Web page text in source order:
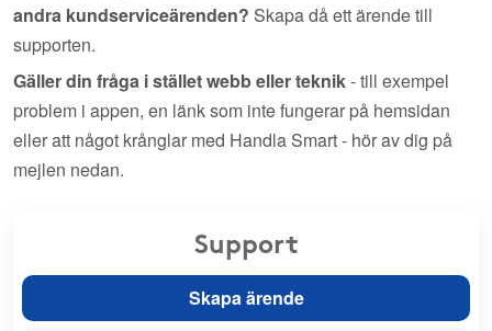
andra kundserviceärenden? Skapa då ett ärende till
supporten.
Gäller din fråga i stället webb eller teknik- till exempel
problem i appen, en länk som inte fungerar på hemsidan
eller att något krånglar med Handla Smart - hör av dig på
mejlen nedan.
Support
Skapa ärende